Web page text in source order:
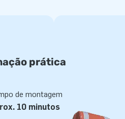
insufláveis únicos. Os
entrega. Chamam-nos Criadores
prática
de montagem
10 minutos